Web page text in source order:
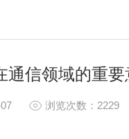
通信领域的重要
07 浏览次数：2229